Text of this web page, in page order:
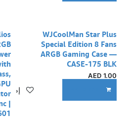
WJCoolMan Star Plus
Special Edition 8 Fans
ARGB Gaming Case —
CASE-175 BLK
1.00
إضافة
|